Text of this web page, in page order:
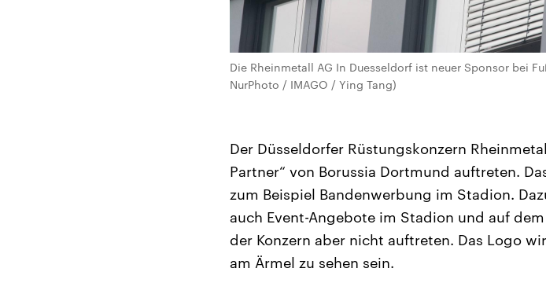
Die Rheinmetall AG In Duesseldorf ist neuer Sponsor bei
NurPhoto / IMAGO / Ying Tang)
Der Düsseldorfer Rüstungskonzern
Partner“ von Borussia Dortmund auftreten.
zum Beispiel Bandenwerbung im Stadion.
auch Event-Angebote im Stadion und auf
der Konzern aber nicht auftreten. Das Logo
am Ärmel zu sehen sein.